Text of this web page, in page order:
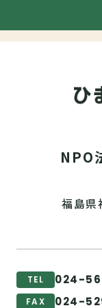
NPO
福島県
TEL 024-
FAX 024-